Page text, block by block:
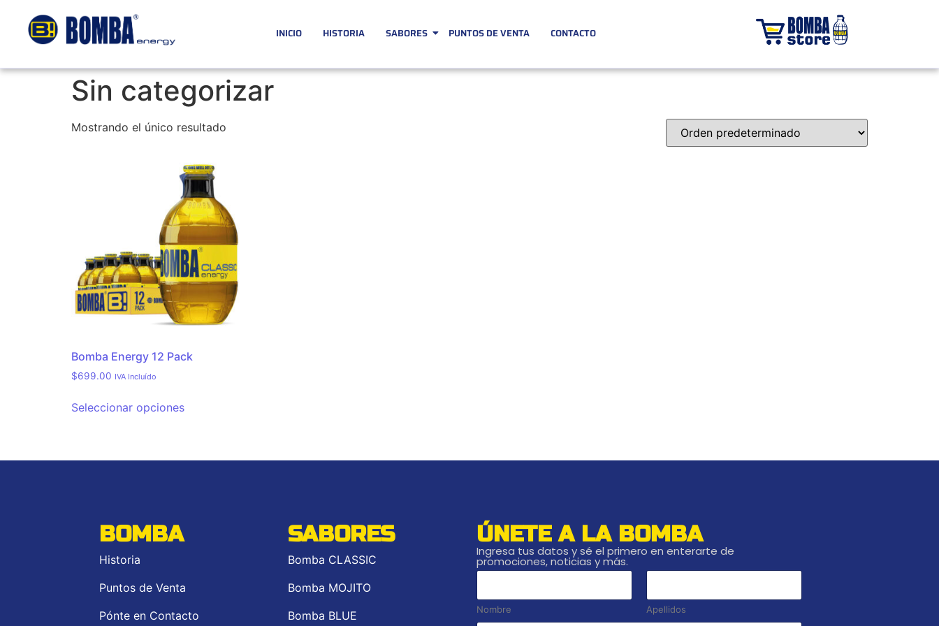
INICIO HISTORIA SABORES PUNTOS DE VENTA CONTACTO
Sin categorizar
Mostrando el único resultado
Bomba Energy 12 Pack
$699.00 IVA Incluído
Seleccionar opciones
BOMBA
Historia
Puntos de Venta
Pónte en Contacto
SABORES
Bomba CLASSIC
Bomba MOJITO
Bomba BLUE
ÚNETE A LA BOMBA
Ingresa tus datos y sé el primero en enterarte de
promociones, noticias y más.
*
*
Nombre Apellidos